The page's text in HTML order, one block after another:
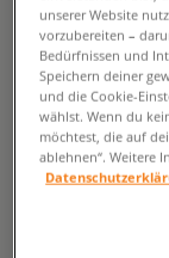
unserer Website
vorzubereiten –
Bedürfnissen und
Speichern deiner
und die Cookie-
wählst. Wenn du
möchtest, die auf
ablehnen“. Weitere